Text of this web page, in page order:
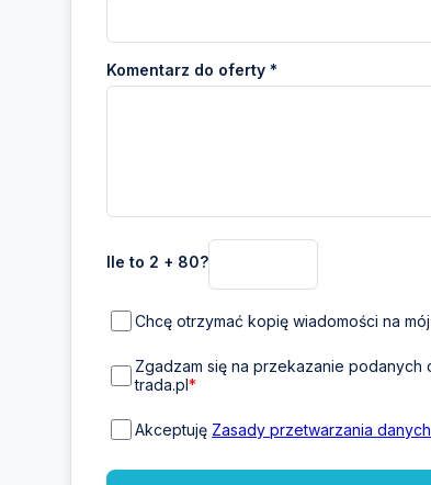
Komentarz do oferty *
Ile to 2 + 80?
Chcę otrzymać kopię wiadomości na
Zgadzam się na przekazanie podanych
trada.pl*
Akceptuję Zasady przetwarzania